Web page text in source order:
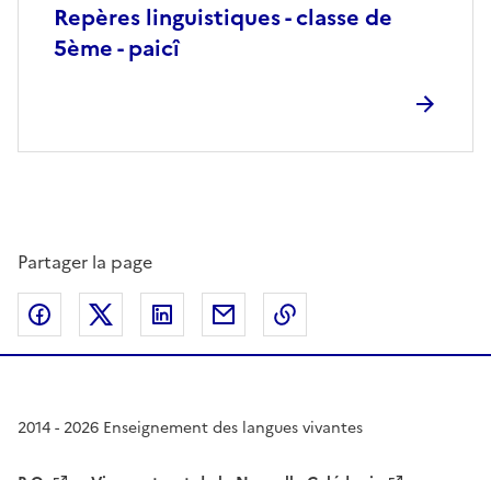
Repères linguistiques - classe de
5ème - paicî
Partager la page
Partager sur Facebook
Partager sur Twitter
Partager sur LinkedIn
Partager par email
2014 - 2026 Enseignement des langues vivantes